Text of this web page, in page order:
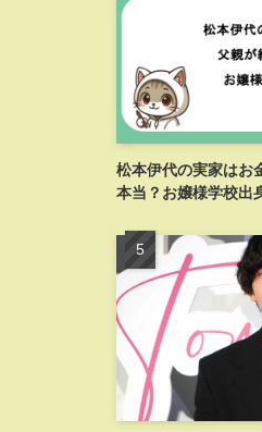
松本伊代の実家はお
本当？お嬢様学校出